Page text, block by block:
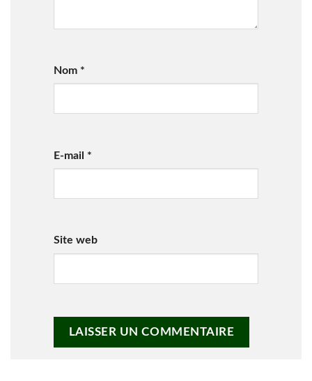
Nom *
E-mail *
Site web